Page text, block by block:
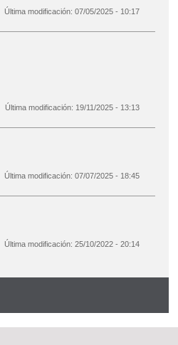
Última modificación:07/05/2025 - 10:17
Última modificación: 19/11/2025 - 13:13
Última modificación:07/07/2025 - 18:45
Última modificación:25/10/2022 - 20:14